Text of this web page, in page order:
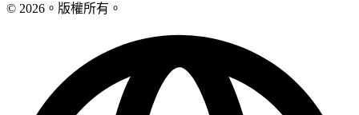
© 2026。版權所有。